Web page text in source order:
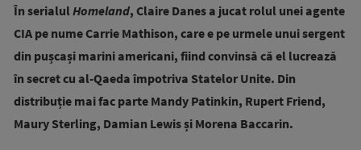
În serialulHomeland, Claire Danes a jucat rolul unei agente
CIA pe nume Carrie Mathison, care e pe urmele unui sergent
din pușcași marini americani, fiind convinsă că el lucrează
în secret cu al-Qaeda împotriva Statelor Unite. Din
distribuție mai fac parte Mandy Patinkin, Rupert Friend,
Maury Sterling, Damian Lewis și Morena Baccarin.